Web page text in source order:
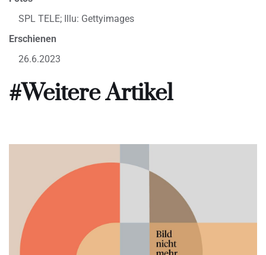
SPL TELE; Illu: Gettyimages
Erschienen
26.6.2023
#Weitere Artikel